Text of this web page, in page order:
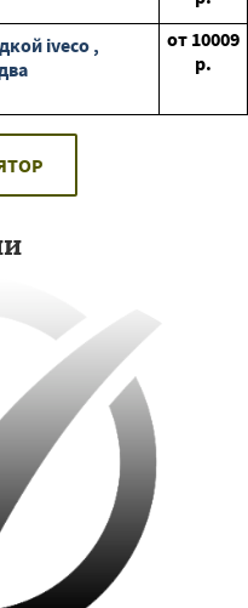
iveco ,
от 10009
р.